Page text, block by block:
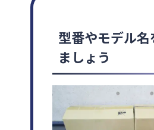
型番やモデル名
ましょう